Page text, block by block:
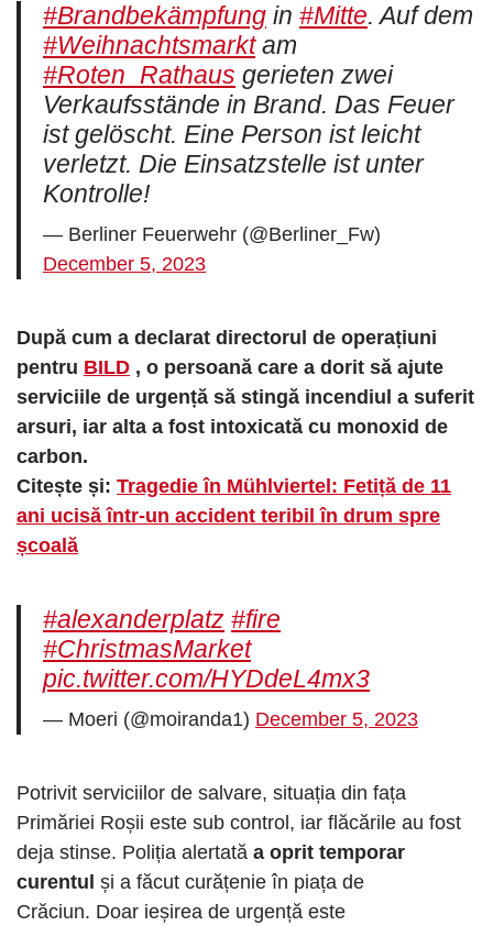
#Brandbekämpfung in #Mitte. Auf dem
#Weihnachtsmarktam
#Roten_Rathaus gerieten zwei
Verkaufsstände in Brand. Das Feuer
ist gelöscht. Eine Person ist leicht
verletzt. Die Einsatzstelle ist unter
Kontrolle!
— Berliner Feuerwehr (@Berliner_Fw)
December 5, 2023
După cum a declarat directorul de operațiuni
pentru BILD , o persoană care a dorit să ajute
serviciile de urgență să stingă incendiul a suferit
arsuri, iar alta a fost intoxicată cu monoxid de
carbon.
Citește și: Tragedie în Mühlviertel: Fetiță de 11
ani ucisă într-un accident teribil în drum spre
școală
#alexanderplatz #fire
#ChristmasMarket
pic.twitter.com/HYDdeL4mx3
— Moeri (@moiranda1) December 5, 2023
Potrivit serviciilor de salvare, situația din fața
Primăriei Roșii este sub control, iar flăcările au fost
deja stinse. Poliția alertată a oprit temporar
curentul și a făcut curățenie în piața de
Crăciun. Doar ieșirea de urgență este